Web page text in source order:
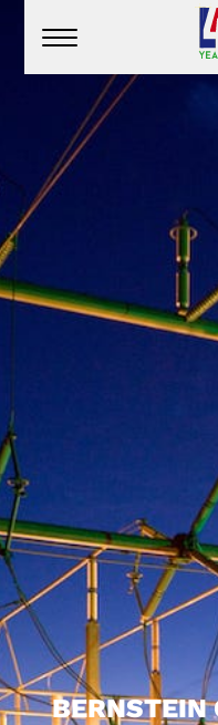
BERNSTEIN